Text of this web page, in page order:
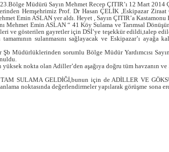
Müdürü Sayın Mehmet Recep ÇITIR’ı 12 Mart 2014
Hemşehrimiz Prof. Dr Hasan ÇELİK ,Eskipazar
Emin ASLAN yer aldı. Heyet , Sayın ÇITIR’a
Mehmet Emin ASLAN “ 41 Köy Sulama ve Tarımsal
ve gösterilen gayretler için DSİ’ye teşekkür edildi,talep
sulanmasını sağlayacak ve Eskipazar’ı ayağa
Müdürlüklerinden sorumlu Bölge Müdür Yardımcısı
yüksek nokta olan Adiller’den aşağıya doğru tüm havzanın
SULAMA GELDİĞİ,bunun için de ADİLLER VE
noktasında değerlendirmeler yapılarak görüşme